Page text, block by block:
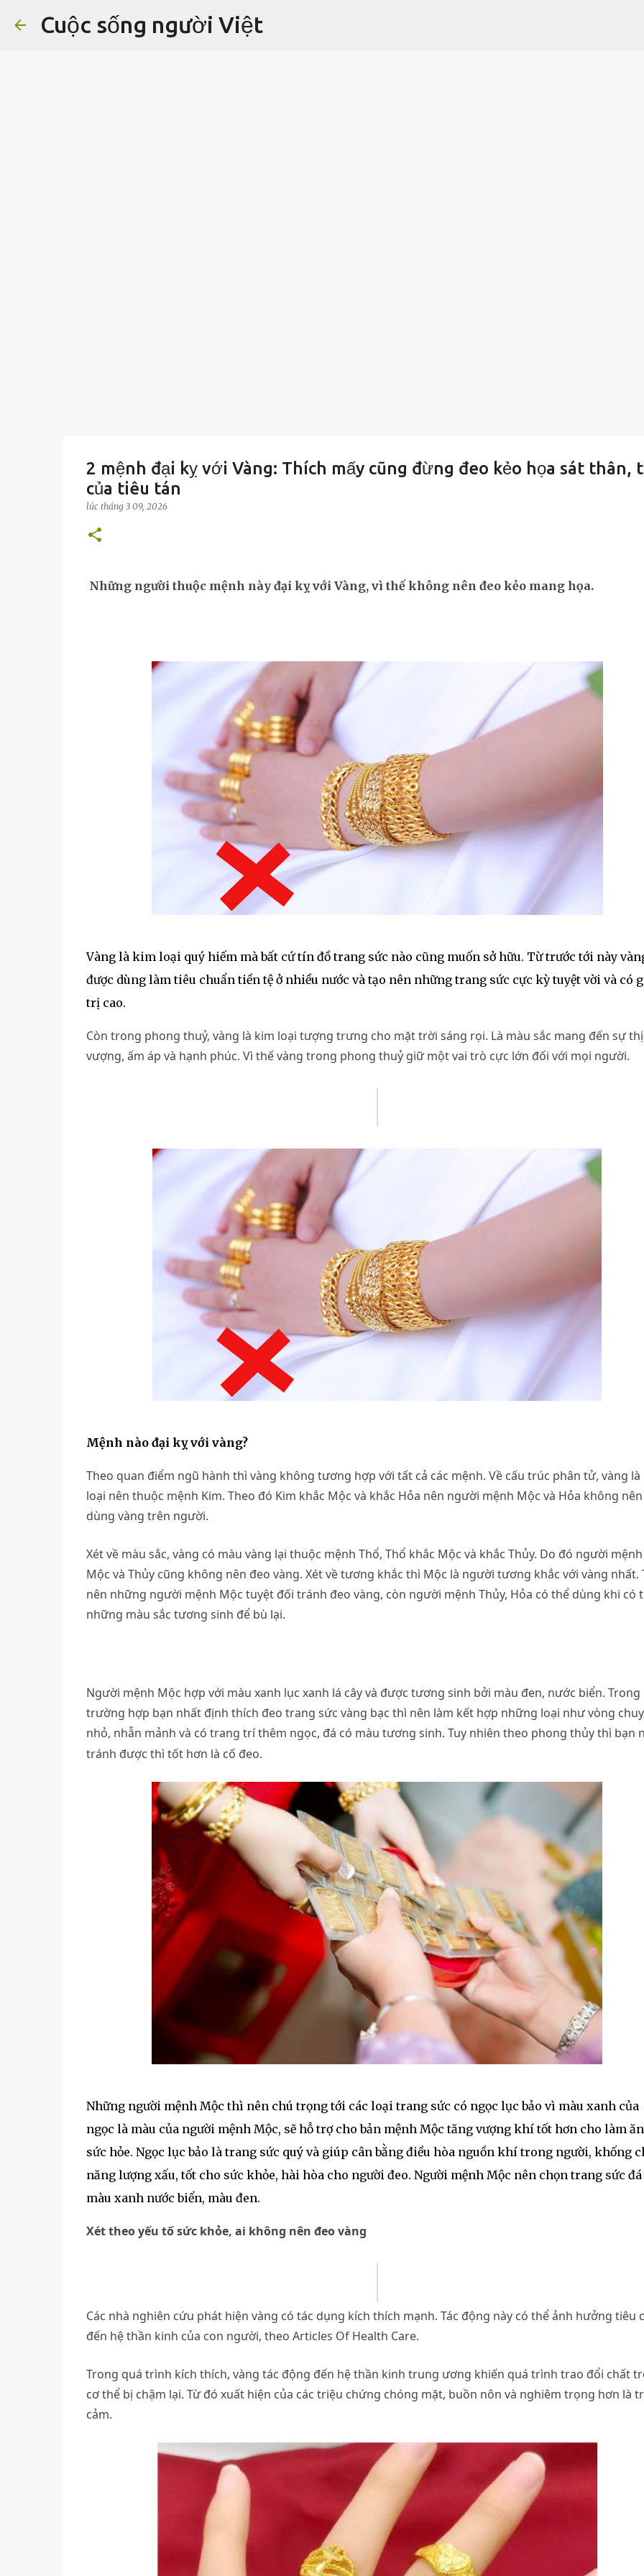
Cuộc sống người Việt
2 mệnh đại kỵ với Vàng: Thích mấy cũng đừng đeo kẻo họa sát thân,
của tiêu tán
lúc tháng 3 09, 2026
Những người thuộc mệnh này đại kỵ với Vàng, vì thế không nên đeo kẻo mang họa.
Vàng là kim loại quý hiếm mà bất cứ tín đồ trang sức nào cũng muốn sở hữu. Từ trước tới này
được dùng làm tiêu chuẩn tiền tệ ở nhiều nước và tạo nên những trang sức cực kỳ tuyệt vời và có
trị cao.
Còn trong phong thuỷ, vàng là kim loại tượng trưng cho mặt trời sáng rọi. Là màu sắc mang đến sự
vượng, ấm áp và hạnh phúc. Vì thế vàng trong phong thuỷ giữ một vai trò cực lớn đối với mọi người.
Mệnh nào đại kỵ với vàng?
Theo quan điểm ngũ hành thì vàng không tương hợp với tất cả các mệnh. Về cấu trúc phân tử, vàng là
loại nên thuộc mệnh Kim. Theo đó Kim khắc Mộc và khắc Hỏa nên người mệnh Mộc và Hỏa không nên
dùng vàng trên người.
Xét về màu sắc, vàng có màu vàng lại thuộc mệnh Thổ, Thổ khắc Mộc và khắc Thủy. Do đó người mệnh
Mộc và Thủy cũng không nên đeo vàng. Xét về tương khắc thì Mộc là người tương khắc với vàng nhất.
nên những người mệnh Mộc tuyệt đối tránh đeo vàng, còn người mệnh Thủy, Hỏa có thể dùng khi có
những màu sắc tương sinh để bù lại.
Người mệnh Mộc hợp với màu xanh lục xanh lá cây và được tương sinh bởi màu đen, nước biển. Trong
trường hợp bạn nhất định thích đeo trang sức vàng bạc thì nên làm kết hợp những loại như vòng
nhỏ, nhẫn mảnh và có trang trí thêm ngọc, đá có màu tương sinh. Tuy nhiên theo phong thủy thì bạn
tránh được thì tốt hơn là cố đeo.
Những người mệnh Mộc thì nên chú trọng tới các loại trang sức có ngọc lục bảo vì màu xanh của
ngọc là màu của người mệnh Mộc, sẽ hỗ trợ cho bản mệnh Mộc tăng vượng khí tốt hơn cho làm
sức hỏe. Ngọc lục bảo là trang sức quý và giúp cân bằng điều hòa nguồn khí trong người, khống
năng lượng xấu, tốt cho sức khỏe, hài hòa cho người đeo. Người mệnh Mộc nên chọn trang sức đá
màu xanh nước biển, màu đen.
Xét theo yếu tố sức khỏe, ai không nên đeo vàng
Các nhà nghiên cứu phát hiện vàng có tác dụng kích thích mạnh. Tác động này có thể ảnh hưởng tiêu
đến hệ thần kinh của con người, theo Articles Of Health Care.
Trong quá trình kích thích, vàng tác động đến hệ thần kinh trung ương khiến quá trình trao đổi chất
cơ thể bị chậm lại. Từ đó xuất hiện của các triệu chứng chóng mặt, buồn nôn và nghiêm trọng hơn là
cảm.